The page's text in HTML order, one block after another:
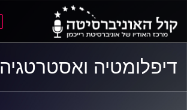
התפריט
הראשי
התוכן
הראשי
דיפלומטיה ואסטרטגיה